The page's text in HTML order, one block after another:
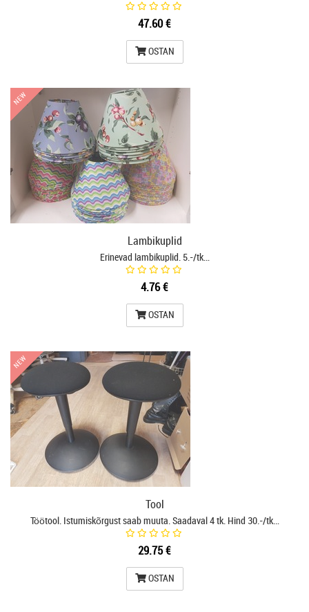
47.60 €
OSTAN
NEW
NEW
Lambikuplid
Erinevad lambikuplid. 5.-/tk…
4.76 €
OSTAN
NEW
NEW
Tool
Töötool. Istumiskõrgust saab muuta. Saadaval 4 tk. Hind 30.-/tk…
29.75 €
OSTAN